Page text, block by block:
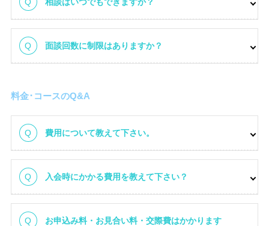
面談回数に制限はありますか？
料金･コースのQ&A
費用について教えて下さい。
入会時にかかる費用を教えて下さい？
お申込み料・お見合い料・交際費はかかります